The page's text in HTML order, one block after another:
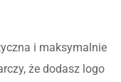
i maksymalnie
że dodasz logo